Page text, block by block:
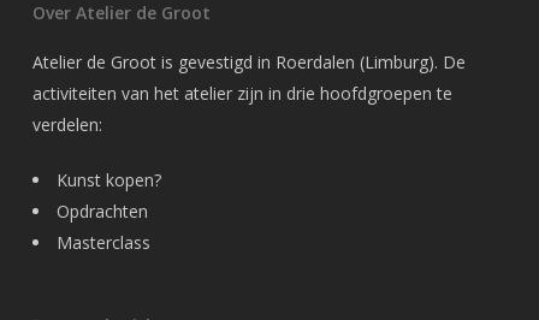
Over Atelier de Groot
Atelier de Groot is gevestigd in Roerdalen (Limburg). De
activiteiten van het atelier zijn in drie hoofdgroepen te
verdelen:
Kunst kopen?
Opdrachten
Masterclass